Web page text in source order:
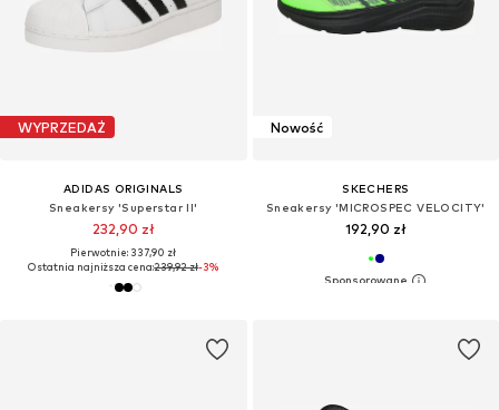
WYPRZEDAŻ
ADIDAS ORIGINALS
Sneakersy 'Superstar II'
232,90 zł
Pierwotnie: 337,90 zł
Ostatnia najniższa cena:239,92 zł-3%
Nowość
SKECHERS
Sneakersy 'MICROSPEC VELOCITY'
192,90 zł